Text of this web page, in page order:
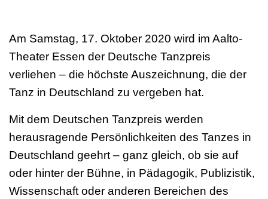
Am Samstag, 17. Oktober 2020 wird im Aalto-
Theater Essen der Deutsche Tanzpreis
verliehen – die höchste Auszeichnung, die der
Tanz in Deutschland zu vergeben hat.
Mit dem Deutschen Tanzpreis werden
herausragende Persönlichkeiten des Tanzes in
Deutschland geehrt – ganz gleich, ob sie auf
oder hinter der Bühne, in Pädagogik, Publizistik,
Wissenschaft oder anderen Bereichen des